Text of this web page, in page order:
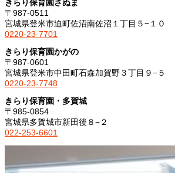
きらり保育園さぬま
〒987-0511
宮城県登米市迫町佐沼南佐沼１丁目５−１０
0220-23-7701
きらり保育園かがの
〒987-0601
宮城県登米市中田町石森加賀野３丁目９−５
0220-23-7748
きらり保育園・多賀城
〒985-0854
宮城県多賀城市新田後８−２
022-253-6601